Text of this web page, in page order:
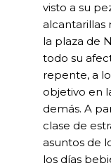
visto a su
alcantarillas
la plaza de
todo su
repente, a
objetivo en
demás. A
clase de
asuntos de
los días